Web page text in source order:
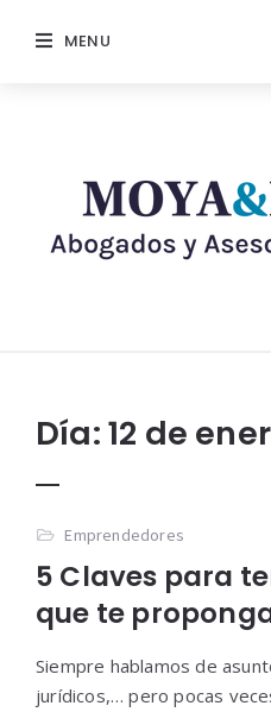
MENU
Día:12 de
Emprendedores
5 Claves para
que te
Siempre hablamos de
jurídicos,… pero pocas